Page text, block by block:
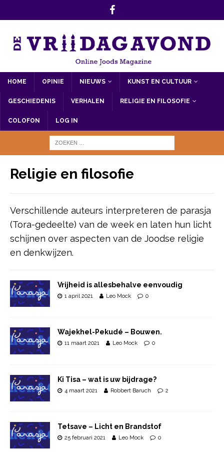
HOME OPINIE NIEUWS KUNST EN CULTUUR
GESCHIEDENIS VERHALEN RELIGIE EN FILOSOFIE
COLOFON LOG IN
Religie en filosofie
Verschillende auteurs interpreteren de parasja
(Tora-gedeelte) van de week en laten hun licht
schijnen over aspecten van de Joodse religie
en denkwijzen.
Vrijheid is allesbehalve eenvoudig
1 april 2021 Leo Mock 0
Wajekhel-Pekudé – Bouwen.
11 maart 2021 Leo Mock 0
Ki Tisa – wat is uw bijdrage?
4 maart 2021 Robbert Baruch 2
Tetsave – Licht en Brandstof
25 februari 2021 Leo Mock 0